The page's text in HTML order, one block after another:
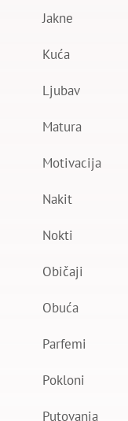
Jakne
Kuća
Ljubav
Matura
Motivacija
Nakit
Nokti
Običaji
Obuća
Parfemi
Pokloni
Putovanja